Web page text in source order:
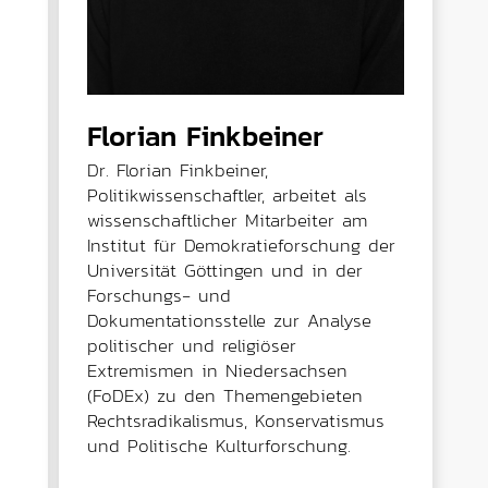
Florian Finkbeiner
Dr. Florian Finkbeiner,
Politikwissenschaftler, arbeitet als
wissenschaftlicher Mitarbeiter am
Institut für Demokratieforschung der
Universität Göttingen und in der
Forschungs- und
Dokumentationsstelle zur Analyse
politischer und religiöser
Extremismen in Niedersachsen
(FoDEx) zu den Themengebieten
Rechtsradikalismus, Konservatismus
und Politische Kulturforschung.